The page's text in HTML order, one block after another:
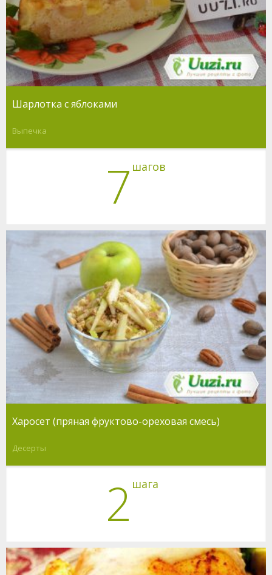
Шарлотка с яблоками
Выпечка
7 шагов
Харосет (пряная фруктово-ореховая смесь)
Десерты
2 шага